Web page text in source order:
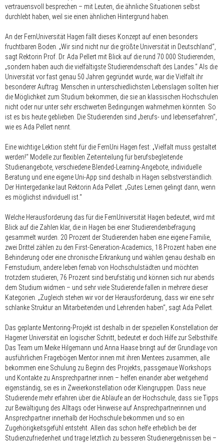
vertrauensvoll besprechen – mit Leuten, die ähnliche Situationen selbst
durchlebt haben, weil sie einen ähnlichen Hintergrund haben.
An der FernUniversität Hagen fällt dieses Konzept auf einen besonders
fruchtbaren Boden. „Wir sind nicht nur die größte Universität in Deutschland“,
sagt Rektorin Prof. Dr. Ada Pellert mit Blick auf die rund 70.000 Studierenden,
„sondern haben auch die vielfältigste Studierendenschaft des Landes.“ Als die
Universität vor fast genau 50 Jahren gegründet wurde, war die Vielfalt ihr
besonderer Auftrag: Menschen in unterschiedlichsten Lebenslagen sollten hier
die Möglichkeit zum Studium bekommen, die sie an klassischen Hochschulen
nicht oder nur unter sehr erschwerten Bedingungen wahrnehmen könnten. So
ist es bis heute geblieben. Die Studierenden sind „berufs- und lebenserfahren“,
wie es Ada Pellert nennt.
Eine wichtige Lektion steht für die FernUni Hagen fest: „Vielfalt muss gestaltet
werden!“ Modelle zur flexiblen Zeiteinteilung für berufsbegleitende
Studienangebote, verschiedene Blended-Learning-Angebote, individuelle
Beratung und eine eigene Uni-App sind deshalb in Hagen selbstverständlich.
Der Hintergedanke laut Rektorin Ada Pellert: „Gutes Lernen gelingt dann, wenn
es möglichst individuell ist.“
Welche Herausforderung das für die FernUniversität Hagen bedeutet, wird mit
Blick auf die Zahlen klar, die in Hagen bei einer Studierendenbefragung
gesammelt wurden. 20 Prozent der Studierenden haben eine eigene Familie,
zwei Drittel zählen zu den First-Generation-Academics, 18 Prozent haben eine
Behinderung oder eine chronische Erkrankung und wählen genau deshalb ein
Fernstudium, andere leben fernab von Hochschulstädten und möchten
trotzdem studieren, 76 Prozent sind berufstätig und können sich nur abends
dem Studium widmen – und sehr viele Studierende fallen in mehrere dieser
Kategorien. „Zugleich stehen wir vor der Herausforderung, dass wir eine sehr
schlanke Struktur an Mitarbeitenden und Lehrenden haben“, sagt Ada Pellert.
Das geplante Mentoring-Projekt ist deshalb in der speziellen Konstellation der
Hagener Universität ein logischer Schritt, bedeutet er doch Hilfe zur Selbsthilfe.
Das Team um Meike Hilgemann und Anna Haase bringt auf der Grundlage von
ausführlichen Fragebögen Mentor:innen mit ihren Mentees zusammen, alle
bekommen eine Schulung zu Beginn des Projekts, passgenaue Workshops
und Kontakte zu Ansprechpartner:innen – helfen einander aber weitgehend
eigenständig, sei es in Zweierkonstellation oder Kleingruppen. Dass neue
Studierende mehr erfahren über die Abläufe an der Hochschule, dass sie Tipps
zur Bewältigung des Alltags oder Hinweise auf Ansprechpartnerinnen und
Ansprechpartner innerhalb der Hochschule bekommen und so ein
Zugehörigkeitsgefühl entsteht. Allein das schon helfe erheblich bei der
Studienzufriedenheit und trage letztlich zu besseren Studienergebnissen bei –